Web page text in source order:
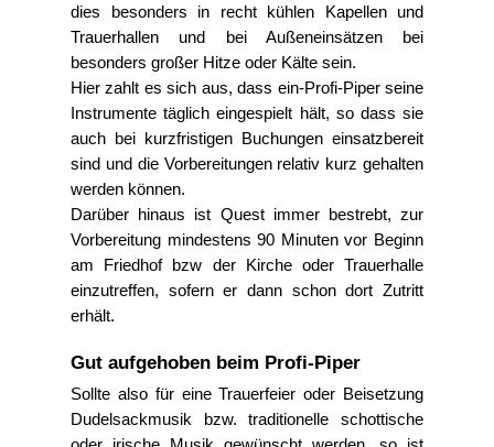
dies besonders in recht kühlen Kapellen und
Trauerhallen und bei Außeneinsätzen bei
besonders großer Hitze oder Kälte sein.
Hier zahlt es sich aus, dass ein-Profi-Piper seine
Instrumente täglich eingespielt hält, so dass sie
auch bei kurzfristigen Buchungen einsatzbereit
sind und die Vorbereitungen relativ kurz gehalten
werden können.
Darüber hinaus ist Quest immer bestrebt, zur
Vorbereitung mindestens 90 Minuten vor Beginn
am Friedhof bzw der Kirche oder Trauerhalle
einzutreffen, sofern er dann schon dort Zutritt
erhält.
Gut aufgehoben beim Profi-Piper
Sollte also für eine Trauerfeier oder Beisetzung
Dudelsackmusik bzw. traditionelle schottische